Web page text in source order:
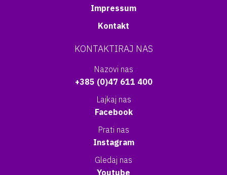
Impressum
Kontakt
KONTAKTIRAJ NAS
Nazovi nas
+385 (0)47 611 400
Lajkaj nas
Facebook
Prati nas
Instagram
Gledaj nas
Youtube